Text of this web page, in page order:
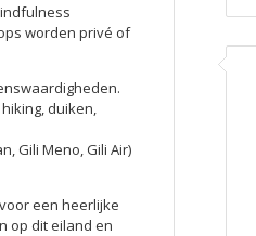
worden privé of
duiken,
Gili Meno, Gili Air)
een heerlijke
op dit eiland en